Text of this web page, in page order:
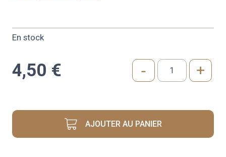
En stock
4,50 €
quantité
DE
THON
- +
AJOUTER AU PANIER